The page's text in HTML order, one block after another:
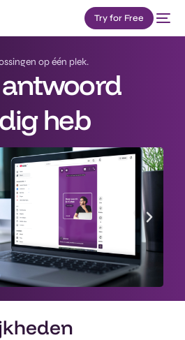
Try for Free
op één plek.
heb